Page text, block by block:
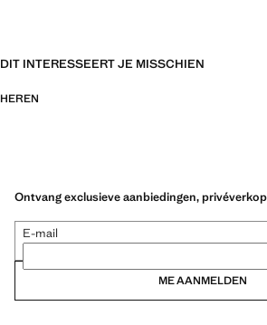
DIT INTERESSEERT JE MISSCHIEN
HEREN
Ontvang exclusieve aanbiedingen,
E-mail
ME AANMELDEN